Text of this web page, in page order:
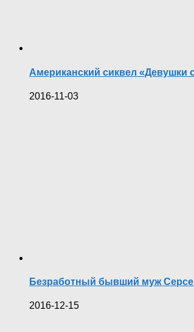
Американский сиквел «Девушки
2016-11-03
Безработный бывший муж
2016-12-15